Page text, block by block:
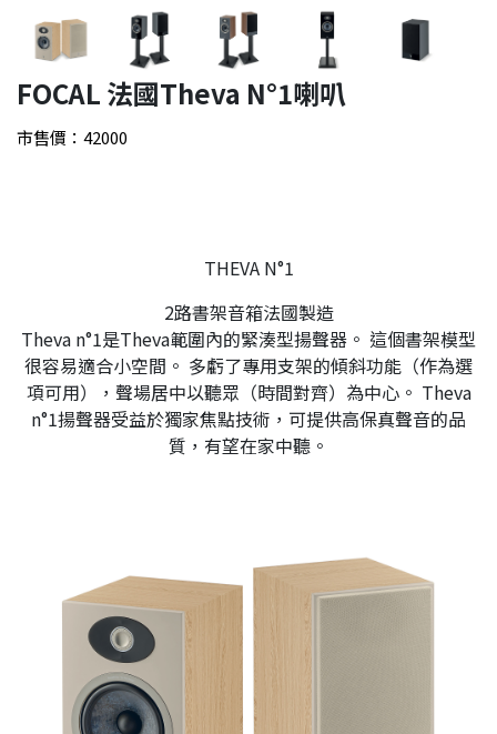
FOCAL 法國Theva N°1喇叭
市售價：42000
THEVA N°1
2路書架音箱法國製造
Theva n°1是Theva範圍內的緊湊型揚聲器。 這個書架模型
很容易適合小空間。 多虧了專用支架的傾斜功能（作為選
項可用），聲場居中以聽眾（時間對齊）為中心。 Theva
n°1揚聲器受益於獨家焦點技術，可提供高保真聲音的品
質，有望在家中聽。